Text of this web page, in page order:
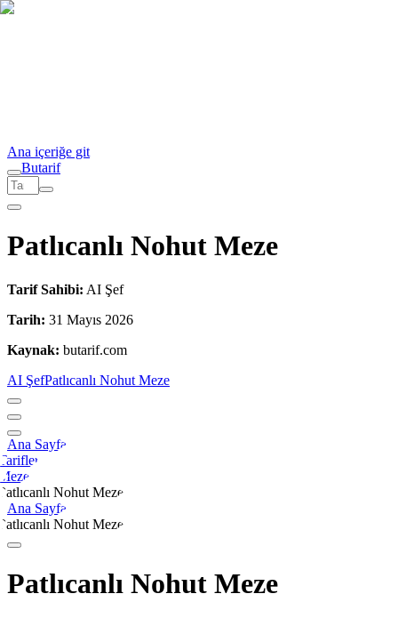
Ana içeriğe git
Butarif
Patlıcanlı Nohut Meze
Tarif Sahibi: AI Şef
Tarih: 31 Mayıs 2026
Kaynak: butarif.com
AI ŞefPatlıcanlı Nohut Meze
Ana Sayfa
Nohut Meze
Ana Sayfa
Nohut Meze
Patlıcanlı Nohut Meze